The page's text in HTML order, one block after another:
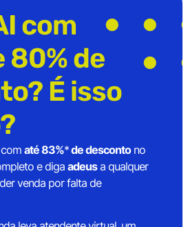
com
80% de
É isso
até 83%*de descontono
e diga adeusa qualquer
venda por falta de